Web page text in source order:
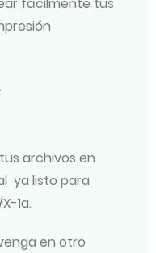
archivos en
ya listo para
1a.
en otro